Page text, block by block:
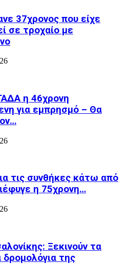
37χρονος που είχε
σε τροχαίο με
η 46χρονη
για εμπρησμό – Θα
τις συνθήκες κάτω από
η 75χρονη…
Ξεκινούν τα
δρομολόγια της